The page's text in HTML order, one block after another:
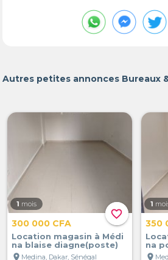
Autres petites annonces Bureaux
favorite_border
1 mois
300 000 CFA
Location magasin à Médi
na blaise diagne(poste)
location_on Medina, Dakar, Sénégal
1
350
na
location_on